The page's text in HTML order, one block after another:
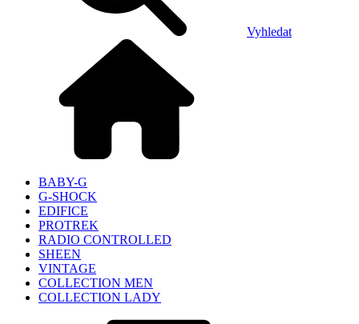
Vyhledat
BABY-G
G-SHOCK
EDIFICE
PROTREK
RADIO CONTROLLED
SHEEN
VINTAGE
COLLECTION MEN
COLLECTION LADY